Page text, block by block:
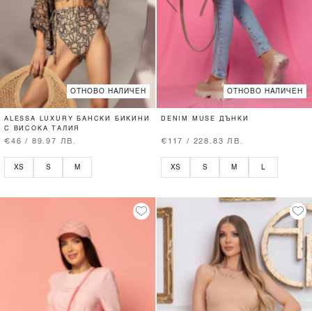
ОТНОВО НАЛИЧЕН
ALESSA LUXURY БАНСКИ БИКИНИ
С ВИСОКА ТАЛИЯ
€46 / 89.97 ЛВ.
XS S M
ОТНОВО НАЛИЧЕН
DENIM MUSE ДЪНКИ
€117 / 228.83 ЛВ.
XS S M L